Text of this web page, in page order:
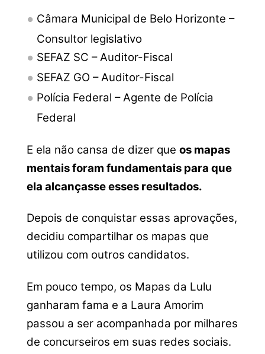
Câmara Municipal de Belo Horizonte –
Consultor legislativo
SEFAZ SC – Auditor-Fiscal
SEFAZ GO – Auditor-Fiscal
Polícia Federal – Agente de Polícia
Federal
E ela não cansa de dizer que os mapas
mentais foram fundamentais para que
ela alcançasse esses resultados.
Depois de conquistar essas aprovações,
decidiu compartilhar os mapas que
utilizou com outros candidatos.
Em pouco tempo, os Mapas da Lulu
ganharam fama e a Laura Amorim
passou a ser acompanhada por milhares
de concurseiros em suas redes sociais.